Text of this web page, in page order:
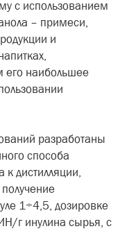
с использованием
– примеси,
и
наибольшее
разработаны
способа
к дистилляции,
1÷4,5, дозировке
г инулина сырья, с